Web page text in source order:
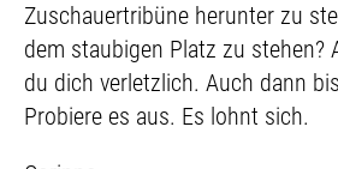
Zuschauertribüne herunter zu
dem staubigen Platz zu stehen?
du dich verletzlich. Auch dann
Probiere es aus. Es lohnt sich.